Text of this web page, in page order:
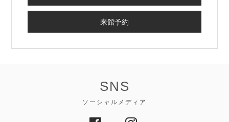
来館予約
SNS
ソーシャルメディア